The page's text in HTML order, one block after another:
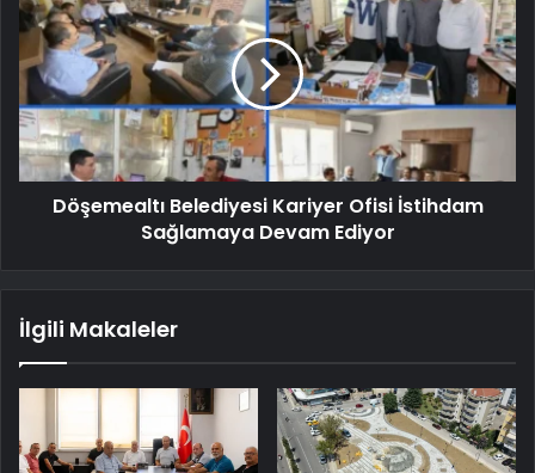
Döşemealtı Belediyesi Kariyer Ofisi İstihdam
Sağlamaya Devam Ediyor
İlgili Makaleler